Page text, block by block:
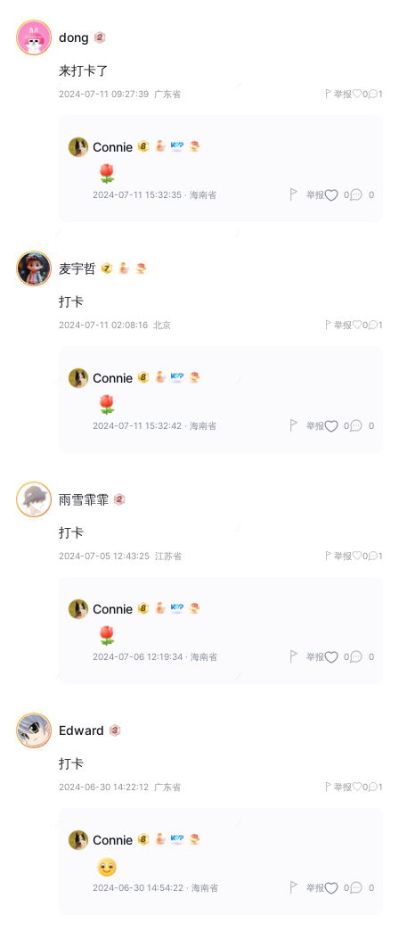
dong
来打卡了
2024-07-11 09:27:39 广东省 举报 0 1
Connie
2024-07-11 15:32:35 · 海南省 举报 0 0
麦宇哲
打卡
2024-07-11 02:08:16 北京 举报 0 1
Connie
2024-07-11 15:32:42 · 海南省 举报 0 0
雨雪霏霏
打卡
2024-07-05 12:43:25 江苏省 举报 0 1
Connie
2024-07-06 12:19:34 · 海南省 举报 0 0
Edward
打卡
2024-06-30 14:22:12 广东省 举报 0 1
Connie
2024-06-30 14:54:22 · 海南省 举报 0 0